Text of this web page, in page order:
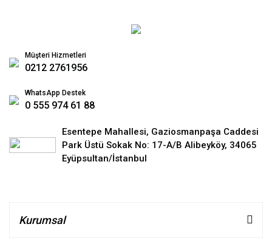
Müşteri Hizmetleri
0212 2761956
WhatsApp Destek
0 555 974 61 88
Esentepe Mahallesi, Gaziosmanpaşa Caddesi
Park Üstü Sokak No: 17-A/B Alibeyköy, 34065
Eyüpsultan/İstanbul
Kurumsal